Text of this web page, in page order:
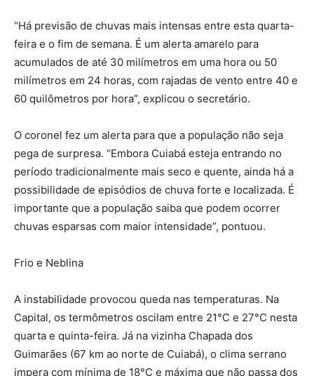
“Há previsão de chuvas mais intensas entre esta quarta-
feira e o fim de semana. É um alerta amarelo para
acumulados de até 30 milímetros em uma hora ou 50
milímetros em 24 horas, com rajadas de vento entre 40 e
60 quilômetros por hora”, explicou o secretário.
O coronel fez um alerta para que a população não seja
pega de surpresa. “Embora Cuiabá esteja entrando no
período tradicionalmente mais seco e quente, ainda há a
possibilidade de episódios de chuva forte e localizada. É
importante que a população saiba que podem ocorrer
chuvas esparsas com maior intensidade”, pontuou.
Frio e Neblina
A instabilidade provocou queda nas temperaturas. Na
Capital, os termômetros oscilam entre 21°C e 27°C nesta
quarta e quinta-feira. Já na vizinha Chapada dos
Guimarães (67 km ao norte de Cuiabá), o clima serrano
impera com mínima de 18°C e máxima que não passa dos